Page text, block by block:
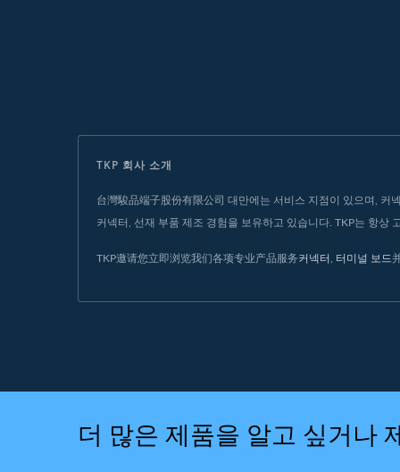
TKP 회사 소개
台灣駿品端子股份有限公司 대만에는 서비스 지점이 있으며, 커
커넥터, 선재 부품 제조 경험을 보유하고 있습니다. TKP는 항상
TKP邀请您立即浏览我们各项专业产品服务커넥터 터미널 보드
더 많은 제품을 알고 싶거나